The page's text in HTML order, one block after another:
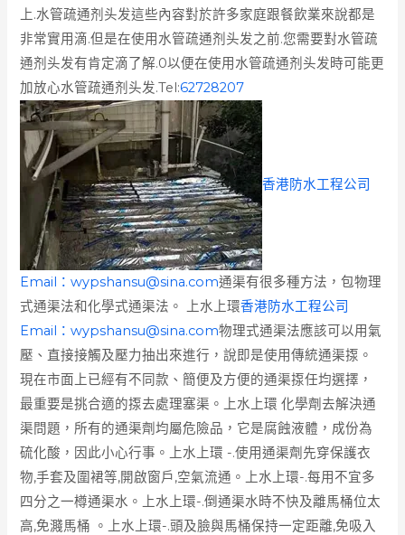
上.水管疏通剂头发這些內容對於許多家庭跟餐飲業來說都是
非常實用滴.但是在使用水管疏通剂头发之前.您需要對水管疏
通剂头发有肯定滴了解.0以便在使用水管疏通剂头发時可能更
加放心水管疏通剂头发.Tel:62728207
香港防水工程公司
Email：wypshansu@sina.com通渠有很多種方法，包物理
式通渠法和化學式通渠法。 上水上環香港防水工程公司
Email：wypshansu@sina.com物理式通渠法應該可以用氣
壓、直接接觸及壓力抽出來進行，說即是使用傳統通渠揼。
現在市面上已經有不同款、簡便及方便的通渠揼任均選擇，
最重要是挑合適的揼去處理塞渠。上水上環 化學劑去解決通
渠問題，所有的通渠劑均屬危險品，它是腐蝕液體，成份為
硫化酸，因此小心行事。上水上環 -.使用通渠劑先穿保護衣
物,手套及圍裙等,開啟窗戶,空氣流通。上水上環-.每用不宜多
四分之一樽通渠水。上水上環-.倒通渠水時不快及離馬桶位太
高,免濺馬桶 。上水上環-.頭及臉與馬桶保持一定距離,免吸入